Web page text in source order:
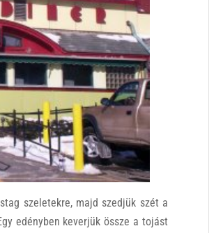
szeletekre, majd szedjük szét a
edényben keverjük össze a tojást